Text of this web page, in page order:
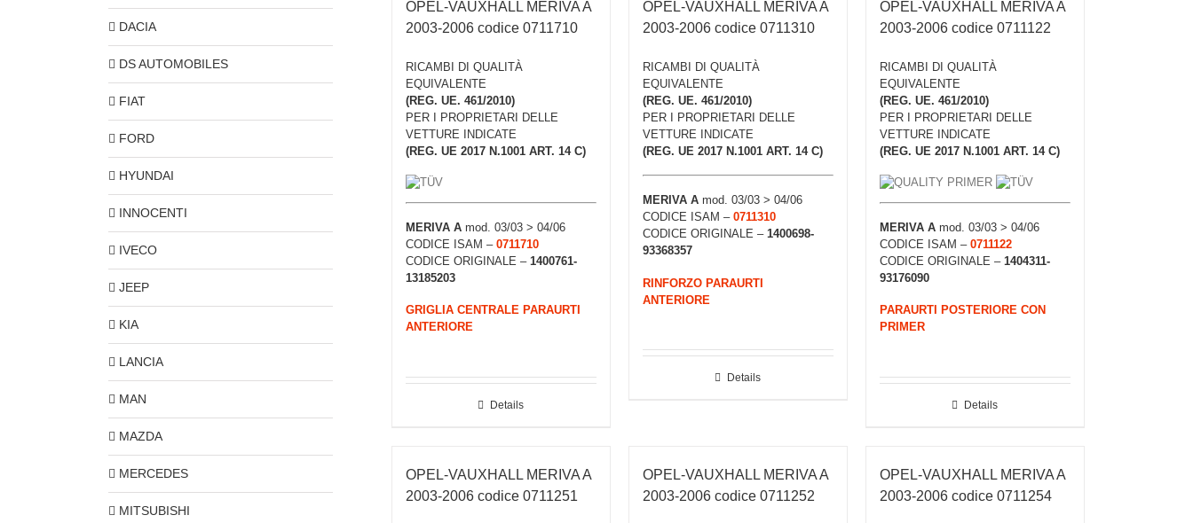
OPEL-VAUXHALL MERIVA A
2003-2006 codice 0711710
RICAMBI DI QUALITÀ
EQUIVALENTE
(REG. UE. 461/2010)
PER I PROPRIETARI DELLE
VETTURE INDICATE
(REG. UE 2017 N.1001 ART. 14 C)
MERIVA A mod. 03/03 > 04/06
CODICE ISAM – 0711710
CODICE ORIGINALE – 1400761-
13185203
GRIGLIA CENTRALE PARAURTI
ANTERIORE
Details
OPEL-VAUXHALL MERIVA A
2003-2006 codice 0711310
RICAMBI DI QUALITÀ
EQUIVALENTE
(REG. UE. 461/2010)
PER I PROPRIETARI DELLE
VETTURE INDICATE
(REG. UE 2017 N.1001 ART. 14 C)
MERIVA Amod. 03/03 > 04/06
CODICE ISAM – 0711310
CODICE ORIGINALE – 1400698-
93368357
RINFORZO PARAURTI
ANTERIORE
Details
OPEL-VAUXHALL MERIVA A
2003-2006 codice 0711122
RICAMBI DI QUALITÀ
EQUIVALENTE
(REG. UE. 461/2010)
PER I PROPRIETARI DELLE
VETTURE INDICATE
(REG. UE 2017 N.1001 ART. 14 C)
MERIVA Amod. 03/03 > 04/06
CODICE ISAM – 0711122
CODICE ORIGINALE – 1404311-
93176090
PARAURTI POSTERIORE CON
PRIMER
Details
OPEL-VAUXHALL MERIVA A
2003-2006 codice 0711251
OPEL-VAUXHALL MERIVA A
2003-2006 codice 0711252
OPEL-VAUXHALL MERIVA A
2003-2006 codice 0711254
DACIA
DS AUTOMOBILES
FIAT
FORD
HYUNDAI
INNOCENTI
IVECO
JEEP
KIA
LANCIA
MAN
MAZDA
MERCEDES
MITSUBISHI